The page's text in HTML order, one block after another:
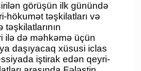
görüşün ilk günündə
hökumət təşkilatları və
təşkilatlarının
ilə də məhkəmə üçün
daşıyacaq xüsusi iclas
iştirak edən qeyri-